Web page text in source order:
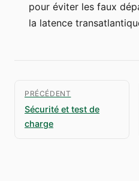
pour éviter les faux
la latence
PRÉCÉDENT
Sécurité et test de
charge